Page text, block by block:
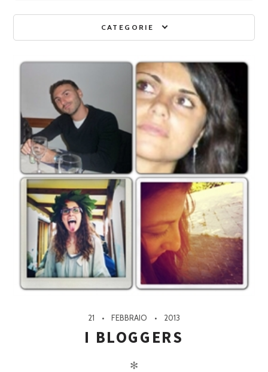
CATEGORIE
21 FEBBRAIO 2013
I BLOGGERS
✻